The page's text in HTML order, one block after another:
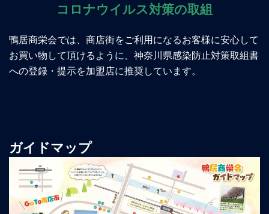
コロナウイルス対策の取組
鴨居商栄会では、商店街をご利用になるお客様に安心して
お買い物して頂けるように、神奈川県感染防止対策取組書
への登録・提示を加盟店に推奨しています。
ガイドマップ